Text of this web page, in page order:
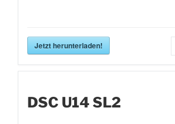
Jetzt herunterladen!
DSC U14 SL2